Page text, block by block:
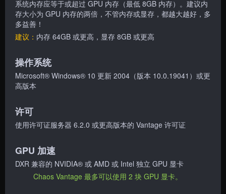
系统内存应等于或超过 GPU 内存（最低 8GB 内存）。建议内
存大小为 GPU 内存的两倍，不管内存或显存，都越大越好，多
多益善！
建议： 内存 64GB 或更高，显存 8GB 或更高
操作系统
Microsoft® Windows® 10 更新 2004（版本 10.0.19041）或更
高版本
许可
使用许可证服务器 6.2.0 或更高版本的 Vantage 许可证
GPU 加速
DXR 兼容的 NVIDIA® 或 AMD 或 Intel 独立 GPU 显卡
Chaos Vantage 最多可以使用 2 块 GPU 显卡。